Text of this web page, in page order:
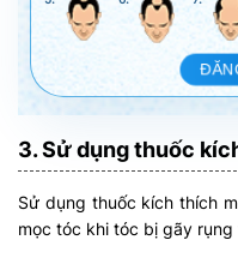
3. Sử dụng thuốc
Sử dụng thuốc kích thích
mọc tóc khi tóc bị gãy